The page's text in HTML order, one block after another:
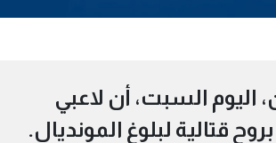
اليوم السبت، أن لاعبي
قتالية لبلوغ المونديال.